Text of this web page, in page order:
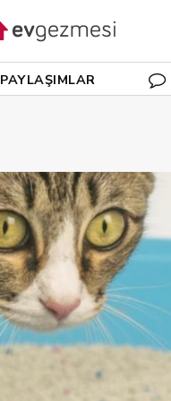
PAYLAŞIMLAR